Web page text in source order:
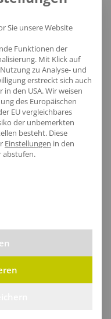
Funktion, die dir
ermöglicht. Der
Griffring
sondern auch
Sie unsere Website
Funktionen der
Mit Klick auf
zu Analyse- und
erstreckt sich auch
den USA. Wir weisen
des Europäischen
EU vergleichbares
der unbemerkten
besteht. Diese
Einstellungen in den
abstufen.
Gruppen, für die eine